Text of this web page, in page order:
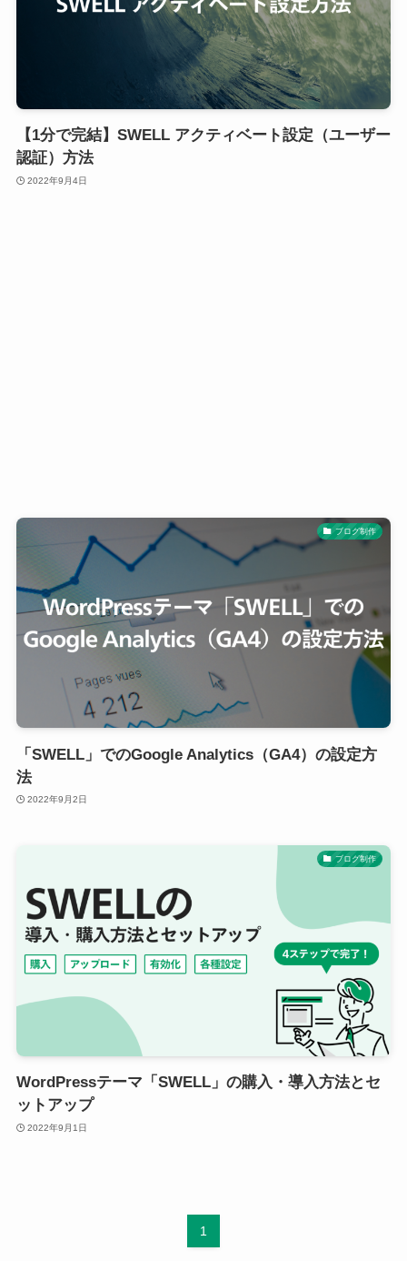
【1分で完結】SWELL アクティベート設定（ユーザー
認証）方法
2022年9月4日
ブログ制作
「SWELL」でのGoogle Analytics（GA4）の設定方
法
2022年9月2日
ブログ制作
WordPressテーマ「SWELL」の購入・導入方法とセ
ットアップ
2022年9月1日
1